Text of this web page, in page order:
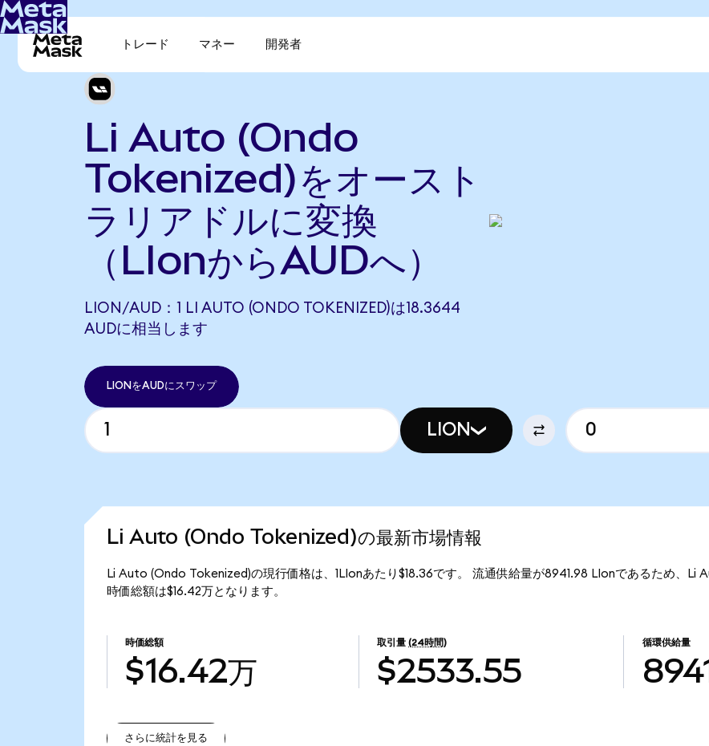
トレード マネー 開発者
Li Auto (Ondo
Tokenized)をオースト
ラリアドルに変換
（LIonからAUDへ）
LION/AUD：1 LI AUTO (ONDO TOKENIZED)は18.3644
AUDに相当します
LIONをAUDにスワップ
LION
Li Auto (Ondo Tokenized)の最新市場情報
Li Auto (Ondo Tokenized)の現行価格は、1LIonあたり$18.36です。 流通供給量が8941.98 LIonであるため、Li
時価総額は$16.42万となります。
時価総額
$16.42万
取引量 (24時間)
$2533.55
循環供給量
さらに統計を見る